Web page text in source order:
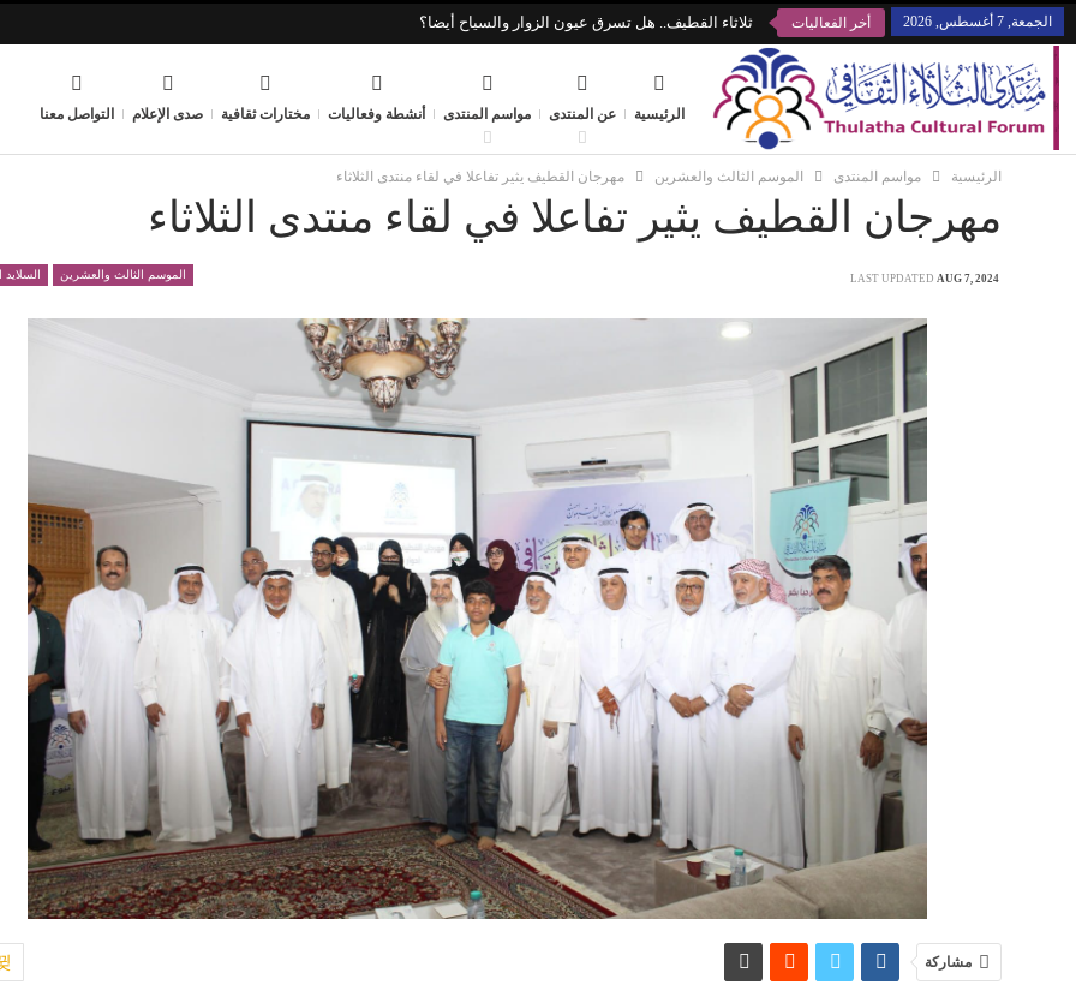
الجمعة, 7 أغسطس, 2026 أخر الفعاليات ثلاثاء القطيف.. هل تسرق عيون الزوار والسياح أيضا؟
الرئيسية عن المنتدى مواسم المنتدى أنشطة وفعاليات مختارات ثقافية صدى الإعلام التواصل معنا
الرئيسية مواسم المنتدى الموسم الثالث والعشرين مهرجان القطيف يثير تفاعلا في لقاء منتدى الثلاثاء
مهرجان القطيف يثير تفاعلا في لقاء منتدى الثلاثاء
الموسم الثالث والعشرين LAST UPDATED AUG 7, 2024
مشاركة